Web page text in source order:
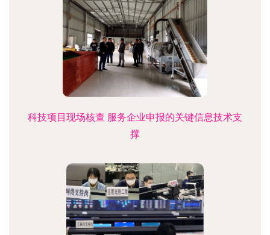
科技项目现场核查 服务企业申报的关键信息技术支
撑